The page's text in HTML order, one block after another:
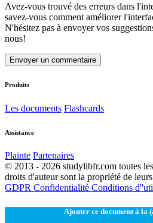
Avez-vous trouvé des erreurs dans
savez-vous comment améliorer
N'hésitez pas à envoyer vos
nous!
Envoyer un commentaire
Produits
Les documents Flashcards
Assistance
Plainte Partenaires
© 2013 - 2026 studylibfr.com toutes
droits d'auteur sont la propriété de
GDPR Confidentialité Conditions
Ajouter ce document à la